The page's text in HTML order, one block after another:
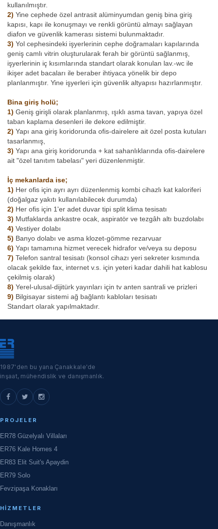
kullanılmıştır.
2) Yine cephede özel antrasit alüminyumdan geniş bina giriş
kapısı, kapı ile konuşmayı ve renkli görüntü almayı sağlayan
diafon ve güvenlik kamerası sistemi bulunmaktadır.
3) Yol cephesindeki işyerlerinin cephe doğramaları kapılarında
geniş camlı vitrin oluşturularak ferah bir görüntü sağlanmış,
işyerlerinin iç kısımlarında standart olarak konulan lav.-wc ile
ikişer adet bacaları ile beraber ihtiyaca yönelik bir depo
planlanmıştır. Yine işyerleri için güvenlik altyapısı hazırlanmıştır.
Bina giriş holü;
1) Geniş girişli olarak planlanmış, ışıklı asma tavan, yapıya özel
taban kaplama desenleri ile dekore edilmiştir.
2) Yapı ana giriş koridorunda ofis-dairelere ait özel posta kutuları
tasarlanmış,
3) Yapı ana giriş koridorunda + kat sahanlıklarında ofis-dairelere
ait "özel tanıtım tabelası" yeri düzenlenmiştir.
İç mekanlarda ise;
1) Her ofis için ayrı ayrı düzenlenmiş kombi cihazlı kat kaloriferi
(doğalgaz yakıtı kullanılabilecek durumda)
2) Her ofis için 1'er adet duvar tipi split klima tesisatı
3) Mutfaklarda ankastre ocak, aspiratör ve tezgâh altı buzdolabı
4) Vestiyer dolabı
5) Banyo dolabı ve asma klozet-gömme rezarvuar
6) Yapı tamamına hizmet verecek hidrafor ve/veya su deposu
7) Telefon santral tesisatı (konsol cihazı yeri sekreter kısmında
olacak şekilde fax, internet v.s. için yeteri kadar dahili hat kablosu
çekilmiş olarak)
8) Yerel-ulusal-dijitürk yayınları için tv anten santrali ve prizleri
9) Bilgisayar sistemi ağ bağlantı kabloları tesisatı
Standart olarak yapılmaktadır.
1987'den bu yana Çanakkale'de
inşaat, mühendislik ve danışmanlık.
PROJELER
ER78 Güzelyalı Villaları
ER76 Kale Homes 4
ER83 Elit Suit's Apaydin
ER79 Solo
Fevzipaşa Konakları
HIZMETLER
Danışmanlık